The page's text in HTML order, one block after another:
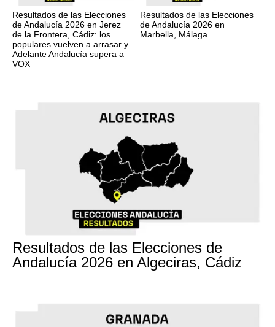
Resultados de las Elecciones
de Andalucía 2026 en Jerez
de la Frontera, Cádiz: los
populares vuelven a arrasar y
Adelante Andalucía supera a
VOX
Resultados de las Elecciones
de Andalucía 2026 en
Marbella, Málaga
Resultados de las Elecciones de
Andalucía 2026 en Algeciras, Cádiz